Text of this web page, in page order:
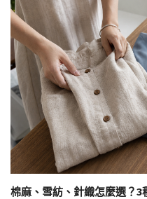
棉麻、雪紡、針織怎麼選？